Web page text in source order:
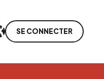
SE CONNECTER